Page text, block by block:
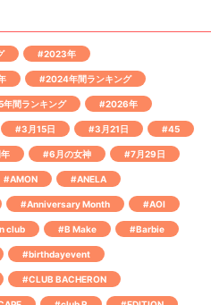
#2023年
#2024年間ランキング
間ランキング #2026年
#3月15日 #3月21日 #45
#6月の女神 #7月29日
#AMON #ANELA
#Anniversary Month #AOI
club #B Make #Barbie
#birthdayevent
#CLUB BACHERON